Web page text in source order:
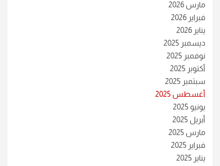
مارس 2026
فبراير 2026
يناير 2026
ديسمبر 2025
نوفمبر 2025
أكتوبر 2025
سبتمبر 2025
أغسطس 2025
يونيو 2025
أبريل 2025
مارس 2025
فبراير 2025
يناير 2025